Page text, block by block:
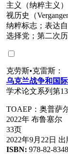
主义（纳粹主义
视历史（
纳粹标志；表达
选择党；第二次
克劳斯•克雷斯：
乌克兰战争和国 际
学术论文系列第
TOAEP：奥普萨
2022年 布鲁塞尔
33页
2022年9月22日 出
ISBN: 978-82-